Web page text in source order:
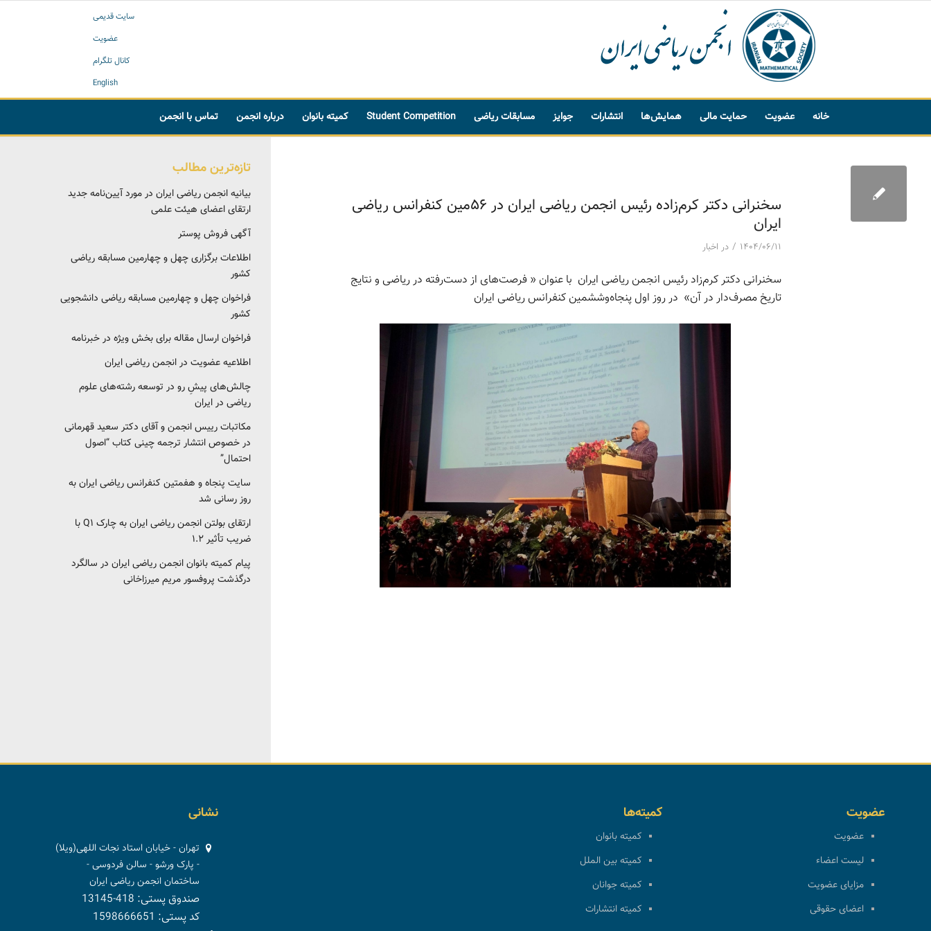
سایت قدیمی
عضویت
کانال تلگرام
English
خانه عضویت حمایت مالی همایش‌ها انتشارات جوایز مسابقات ریاضی Student Competition کمیته بانوان درباره انجمن تماس با انجمن
سخنرانی دکتر کرم‌زاده رئیس انجمن ریاضی ایران در 56مین کنفرانس ریاضی
ایران
۱۴۰۴/۰۶/۱۱ / در اخبار
سخنرانی دکتر کرم‌زاد رئیس انجمن ریاضی ایران با عنوان « فرصت‌های از دست‌رفته در ریاضی و نتایج
تاریخ مصرف‌دار در آن» در روز اول پنجاه‌و‌ششمین کنفرانس ریاضی ایران
تازه‌ترین مطالب
بیانیه انجمن ریاضی ایران در مورد آیین‌نامه جدید
ارتقای اعضای هیئت علمی
آگهی فروش پوستر
اطلاعات برگزاری چهل و چهارمین مسابقه ریاضی
کشور
فراخوان چهل و چهارمین مسابقه ریاضی دانشجویی
کشور‎‎
فراخوان ارسال مقاله برای بخش ویژه در خبرنامه
اطلاعیه عضویت در انجمن ریاضی ایران
چالش‌های پیشِ رو در توسعه رشته‌های علوم
ریاضی در ایران
مکاتبات رییس انجمن و آقای دکتر سعید قهرمانی
در خصوص انتشار ترجمه چینی کتاب “اصول
احتمال”
سایت پنجاه و هفمتین کنفرانس ریاضی ایران به
روز رسانی شد
ارتقای بولتن انجمن ریاضی ایران به چارک Q1 با
ضریب تأثیر ۱.۲
پیام کمیته بانوان انجمن ریاضی ایران در سالگرد
درگذشت پروفسور مریم میرزاخانی
عضویت
عضویت
لیست اعضاء
مزایای عضویت
اعضای حقوقی
کمیته‌ها
کمیته بانوان
کمیته بین الملل
کمیته جوانان
کمیته انتشارات
نشانی
تهران - خیابان استاد نجات اللهی(ویلا)
- پارک ورشو - سالن فردوسی -
ساختمان انجمن ریاضی ایران
صندوق پستی: 418-13145
کد پستی: 1598666651